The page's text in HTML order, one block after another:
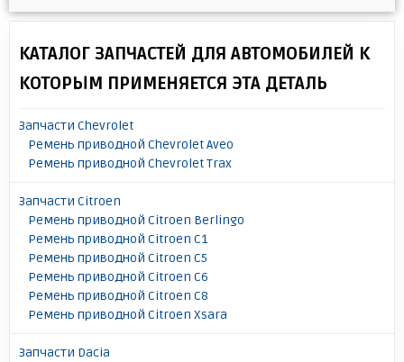
КАТАЛОГ ЗАПЧАСТЕЙ ДЛЯ АВТОМОБИЛЕЙ К
КОТОРЫМ ПРИМЕНЯЕТСЯ ЭТА ДЕТАЛЬ
Запчасти Chevrolet
Ремень приводной Chevrolet Aveo
Ремень приводной Chevrolet Trax
Запчасти Citroen
Ремень приводной Citroen Berlingo
Ремень приводной Citroen C1
Ремень приводной Citroen C5
Ремень приводной Citroen C6
Ремень приводной Citroen C8
Ремень приводной Citroen Xsara
Запчасти Dacia